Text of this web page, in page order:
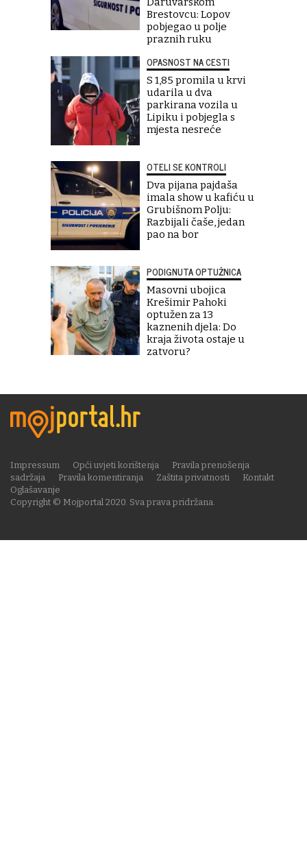
Brestovcu: Lopov
pobjegao u polje
praznih ruku
OPASNOST NA CESTI
S 1,85 promila u krvi
udarila u dva
parkirana vozila u
Lipiku i pobjegla s
mjesta nesreće
OTELI SE KONTROLI
Dva pijana pajdaša
imala show u kafiću u
Grubišnom Polju:
Razbijali čaše, jedan
pao na bor
PODIGNUTA OPTUŽNICA
Masovni ubojica
Krešimir Pahoki
optužen za 13
kaznenih djela: Do
kraja života ostaje u
zatvoru?
Copyright © Mojportal 2020. Sva prava pridržana.
Impressum Opći uvjeti korištenja
Pravila prenošenja
sadržaja
Pravila komentiranja Zaštita privatnosti
Kontakt
Oglašavanje